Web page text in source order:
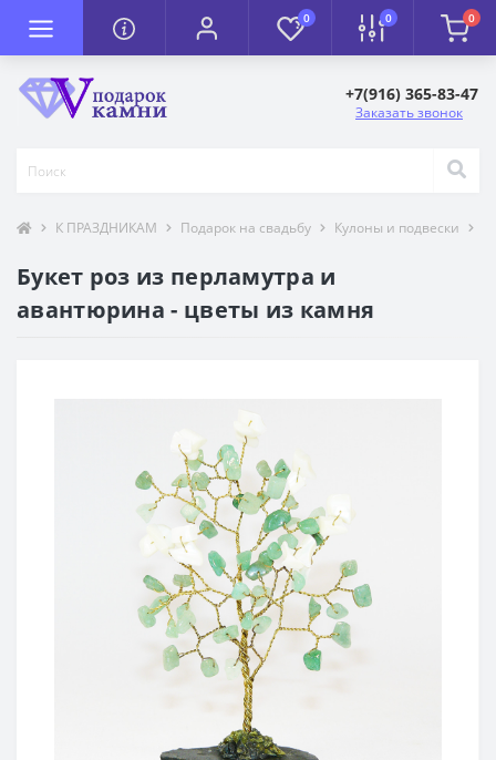
0 0 0
+7(916) 365-83-47
Заказать звонок
К ПРАЗДНИКАМ Подарок на свадьбу Кулоны и подвески
Букет роз из перламутра и
авантюрина - цветы из камня